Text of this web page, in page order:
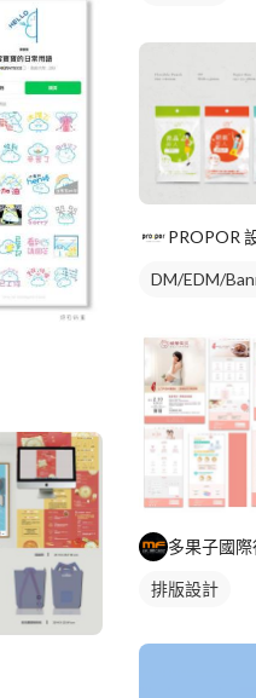
PROPOR
DM/EDM/
多果子國
排版設計